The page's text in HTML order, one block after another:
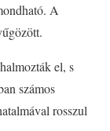
A
el, s
számos
rosszul